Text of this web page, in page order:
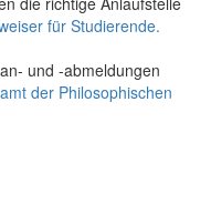
für Studierende.
und -abmeldungen
der Philosophischen